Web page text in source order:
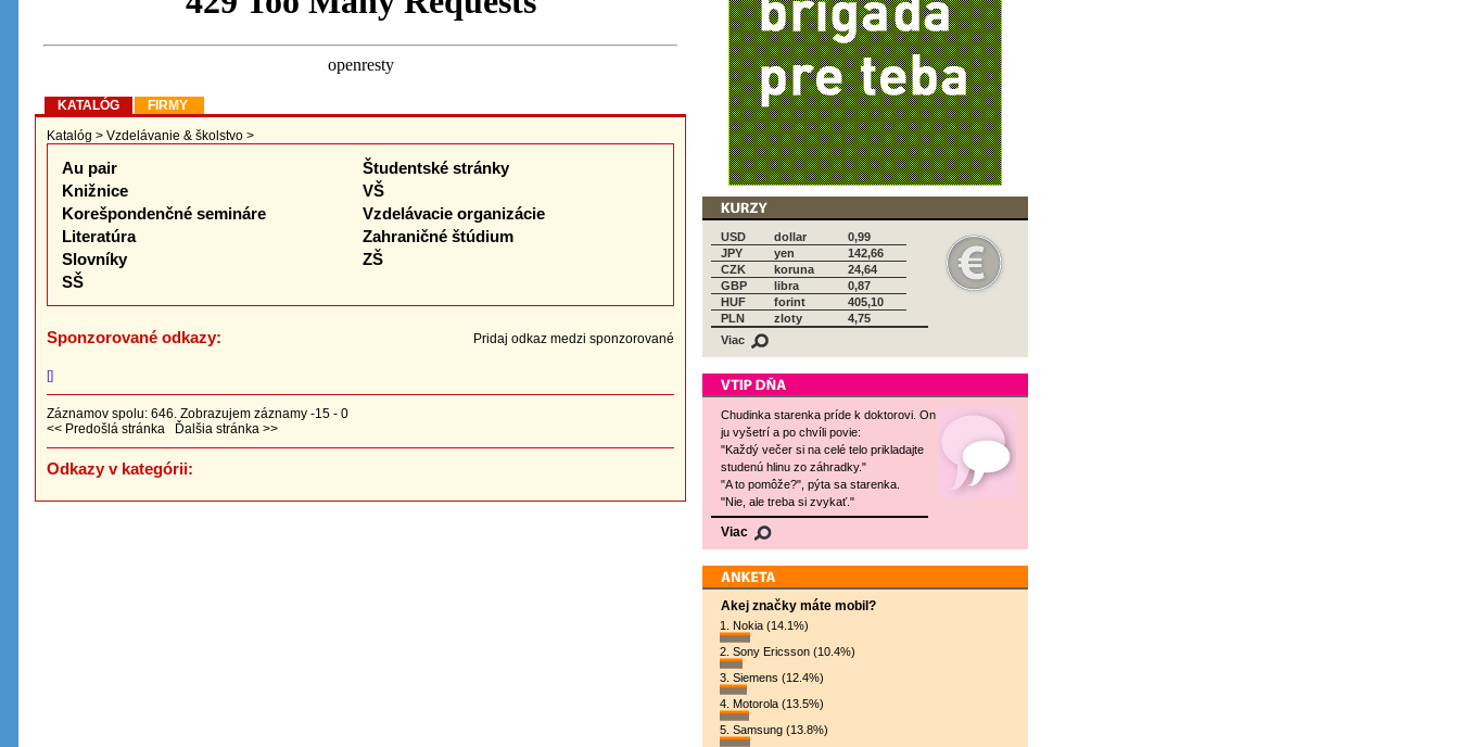
KATALÓG
FIRMY
Katalóg > Vzdelávanie & školstvo >
Au pair
Študentské stránky
Knižnice
VŠ
Korešpondenčné semináre
Vzdelávacie organizácie
Literatúra
Zahraničné štúdium
Slovníky
ZŠ
SŠ
Sponzorované odkazy: Pridaj odkaz medzi sponzorované
[]
Záznamov spolu: 646. Zobrazujem záznamy -15 - 0
<< Predošlá stránka
Ďalšia stránka >>
Odkazy v kategórii:
USD dollar
0,99
JPY
yen
142,66
CZK
koruna
24,64
GBP
libra
0,87
HUF
forint
405,10
PLN
zloty
4,75
Viac
Chudinka starenka príde k doktorovi. On
ju vyšetrí a po chvíli povie:
"Každý večer si na celé telo prikladajte
studenú hlinu zo záhradky."
"A to pomôže?", pýta sa starenka.
"Nie, ale treba si zvykať."
Viac
Akej značky máte mobil?
1. Nokia (14.1%)
2. Sony Ericsson (10.4%)
3. Siemens (12.4%)
4. Motorola (13.5%)
5. Samsung (13.8%)